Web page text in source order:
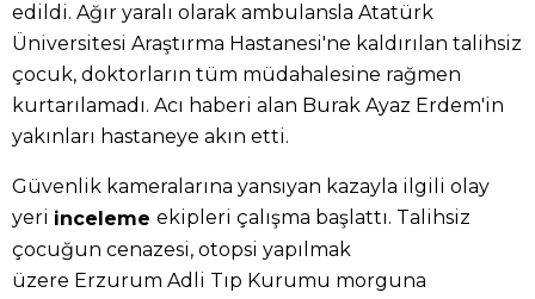
edildi. Ağır yaralı olarak ambulansla Atatürk
Üniversitesi Araştırma Hastanesi'ne kaldırılan talihsiz
çocuk, doktorların tüm müdahalesine rağmen
kurtarılamadı. Acı haberi alan Burak Ayaz Erdem'in
yakınları hastaneye akın etti.
Güvenlik kameralarına yansıyan kazayla ilgili olay
yeri inceleme ekipleri çalışma başlattı. Talihsiz
çocuğun cenazesi, otopsi yapılmak
üzere Erzurum Adli Tıp Kurumu morguna